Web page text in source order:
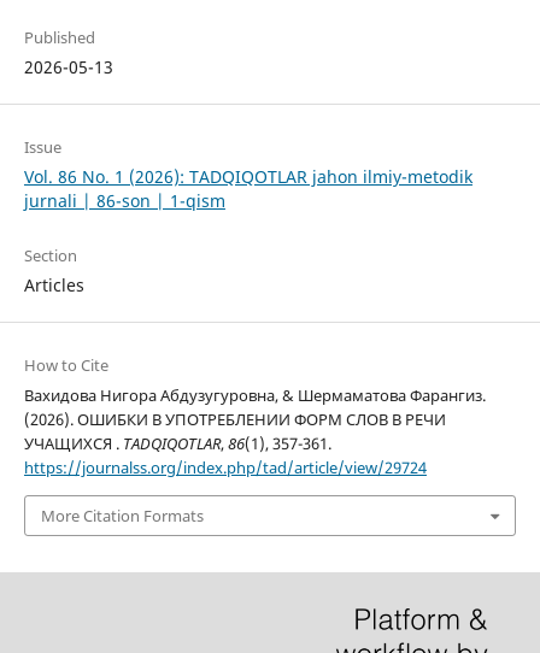
Published
2026-05-13
Issue
Vol. 86 No. 1 (2026): TADQIQOTLAR jahon ilmiy-metodik
jurnali | 86-son | 1-qism
Section
Articles
How to Cite
Вахидова Нигора Абдузугуровна, & Шермаматова Фарангиз.
(2026). ОШИБКИ В УПОТРЕБЛЕНИИ ФОРМ СЛОВ В РЕЧИ
УЧАЩИХСЯ . TADQIQOTLAR,86(1), 357-361.
https://journalss.org/index.php/tad/article/view/29724
More Citation Formats